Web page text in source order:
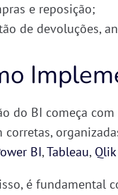
e reposição;
de devoluções,
do BI começa com
corretas,
BI,Tableau,
é fundamental